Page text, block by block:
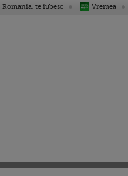
Romania, te iubesc Vremea